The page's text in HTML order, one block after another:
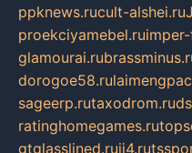
ppknews.rucult-alshei.ru
proekciyamebel.ru
glamourai.ru
dorogoe58.ru
sageerp.rutaxodrom.ru
ratinghomegames.ru
gtglasslined.ruii4.ru